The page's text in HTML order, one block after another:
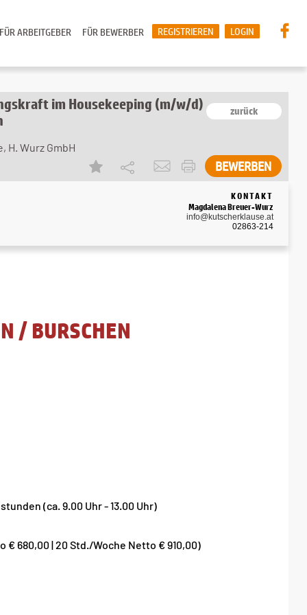
LOGIN
REGISTRIEREN
FÜR BEWERBER
FÜR ARBEITGEBER
im Housekeeping (m/w/d)
zurück
Wurz GmbH
BEWERBEN
KONTAKT
Magdalena Breuer-Wurz
info@kutscherklause.at
02863-214
/BURSCHEN
(ca. 9.00 Uhr - 13.00 Uhr)
680,00 | 20 Std./Woche Netto € 910,00)